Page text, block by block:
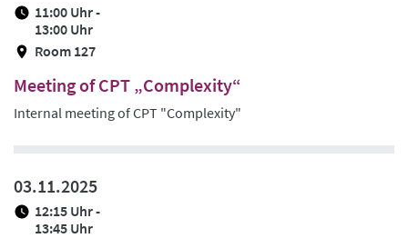
11:00 Uhr -
13:00 Uhr
Room 127
Meeting of CPT „Complexity“
Internal meeting of CPT "Complexity"
03.11.2025
12:15 Uhr -
13:45 Uhr